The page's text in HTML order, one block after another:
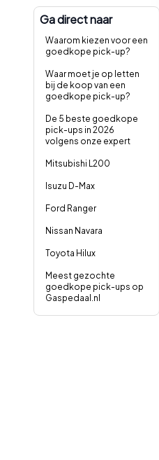
Ga direct naar
Waarom kiezen voor een
goedkope pick-up?
Waar moet je op letten
bij de koop van een
goedkope pick-up?
De 5 beste goedkope
pick-ups in 2026
volgens onze expert
Mitsubishi L200
Isuzu D-Max
Ford Ranger
Nissan Navara
Toyota Hilux
Meest gezochte
goedkope pick-ups op
Gaspedaal.nl